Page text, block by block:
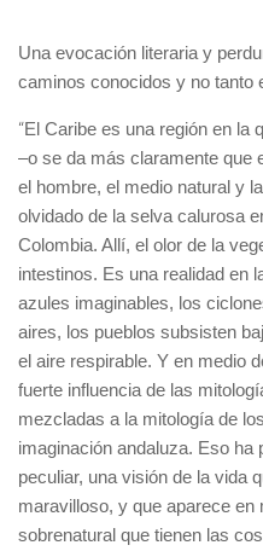
Una evocación literaria y
caminos conocidos y no tanto
“El Caribe es una región en la
–o se da más claramente que
el hombre, el medio natural y
olvidado de la selva calurosa
Colombia. Allí, el olor de la
intestinos. Es una realidad en
azules imaginables, los
aires, los pueblos subsisten
el aire respirable. Y en medio
fuerte influencia de las
mezcladas a la mitología de
imaginación andaluza. Eso
peculiar, una visión de la vida
maravilloso, y que aparece
sobrenatural que tienen las